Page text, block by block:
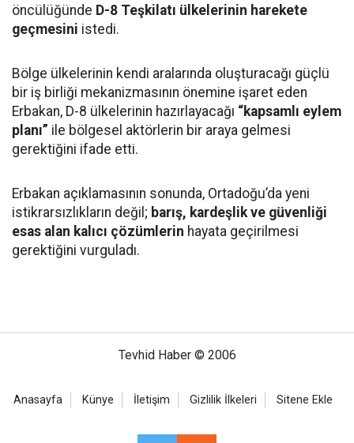
öncülüğünde D-8 Teşkilatı ülkelerinin harekete
geçmesini istedi.
Bölge ülkelerinin kendi aralarında oluşturacağı güçlü
bir iş birliği mekanizmasının önemine işaret eden
Erbakan, D-8 ülkelerinin hazırlayacağı “kapsamlı eylem
planı” ile bölgesel aktörlerin bir araya gelmesi
gerektiğini ifade etti.
Erbakan açıklamasının sonunda, Ortadoğu’da yeni
istikrarsızlıkların değil; barış, kardeşlik ve güvenliği
esas alan kalıcı çözümlerin hayata geçirilmesi
gerektiğini vurguladı.
Tevhid Haber © 2006
Anasayfa Künye İletişim Gizlilik İlkeleri Sitene Ekle